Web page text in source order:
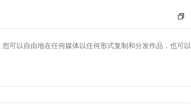
可以自由地在任何媒体以任何形式复制和分发作品，也可以